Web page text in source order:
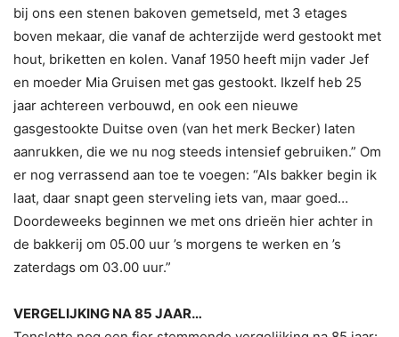
bij ons een stenen bakoven gemetseld, met 3 etages
boven mekaar, die vanaf de achterzijde werd gestookt met
hout, briketten en kolen. Vanaf 1950 heeft mijn vader Jef
en moeder Mia Gruisen met gas gestookt. Ikzelf heb 25
jaar achtereen verbouwd, en ook een nieuwe
gasgestookte Duitse oven (van het merk Becker) laten
aanrukken, die we nu nog steeds intensief gebruiken.” Om
er nog verrassend aan toe te voegen: “Als bakker begin ik
laat, daar snapt geen sterveling iets van, maar goed…
Doordeweeks beginnen we met ons drieën hier achter in
de bakkerij om 05.00 uur ’s morgens te werken en ’s
zaterdags om 03.00 uur.”
VERGELIJKING NA 85 JAAR…